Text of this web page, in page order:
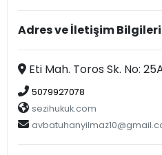
Adres ve İletişim Bilgileri
Eti Mah. Toros Sk. No:
5079927078
sezihukuk.com